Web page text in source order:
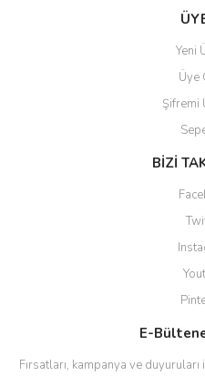
Yeni
Üye
Şifremi
BİZİ
E-
Fırsatları, kampanya ve